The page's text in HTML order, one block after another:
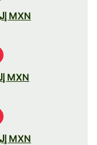
MXN إلى CAD
MXN إلى GBP
MXN إلى AUD